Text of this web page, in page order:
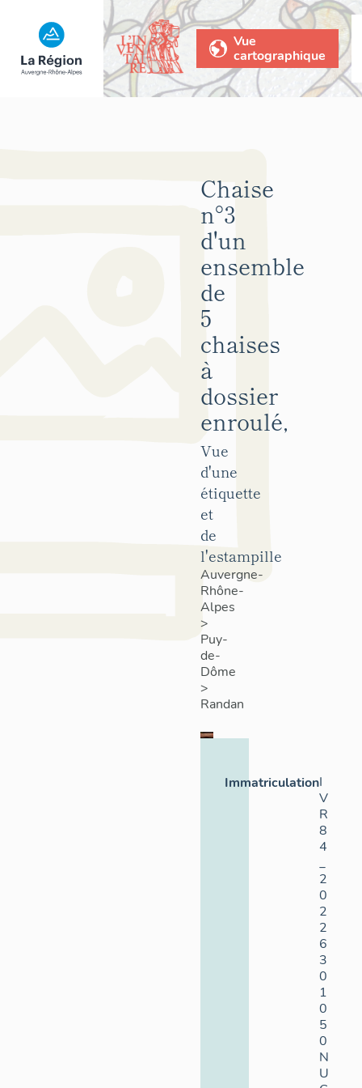
Vue
cartographique
Chaise
n°3
d'un
ensemble
de
5
chaises
à
dossier
enroulé,
Vue
d'une
étiquette
et
de
l'estampille
Auvergne-
Rhône-
Alpes
>
Puy-
de-
Dôme
>
Randan
ImmatriculationI
V
R
8
4
_
2
0
2
2
6
3
0
1
0
5
0
N
U